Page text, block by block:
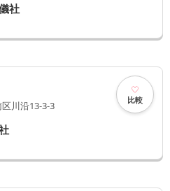
社
川沿13-3-3 比較